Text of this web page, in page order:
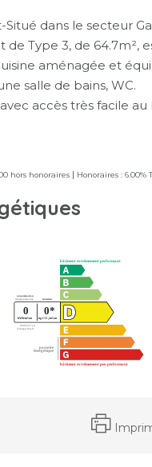
dans le secteur
Type 3, de
aménagée et
salle de bains, WC.
accès très facile
hors honoraires | Honoraires :